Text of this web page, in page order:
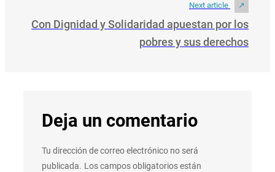
Next article
Con Dignidad y Solidaridad apuestan por los
pobres y sus derechos
Deja un comentario
Tu dirección de correo electrónico no será
publicada. Los campos obligatorios están